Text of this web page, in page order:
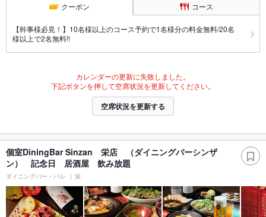
クーポン コース
【幹事様必見！】10名様以上のコース予約で1名様分の料金無料/20名
様以上で2名無料!!
カレンダーの更新に失敗しました。
下記ボタンを押して空席状況を更新してください。
空席状況を更新する
個室DiningBar Sinzan 栄店 （ダイニングバーシンザ
ン） 記念日 居酒屋 飲み放題
ダイニングバー・バル 栄